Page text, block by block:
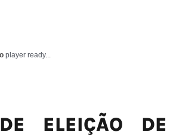
player ready...
ELEIÇÃO